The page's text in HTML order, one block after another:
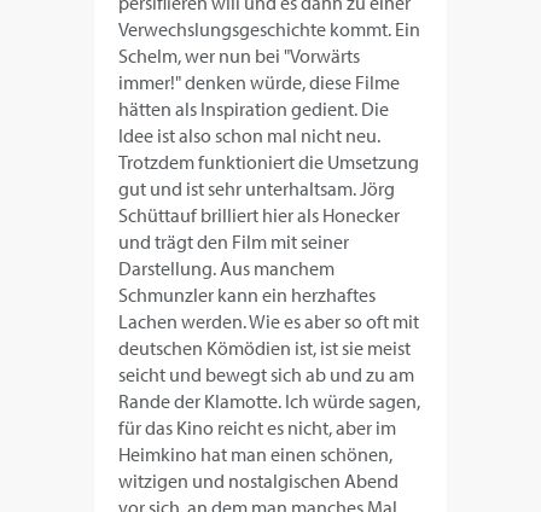
Verwechslungsgeschichte kommt. Ein
Schelm, wer nun bei "Vorwärts
immer!" denken würde, diese Filme
hätten als Inspiration gedient. Die
Idee ist also schon mal nicht neu.
Trotzdem funktioniert die Umsetzung
gut und ist sehr unterhaltsam. Jörg
Schüttauf brilliert hier als Honecker
und trägt den Film mit seiner
Darstellung. Aus manchem
Schmunzler kann ein herzhaftes
Lachen werden. Wie es aber so oft mit
deutschen Kömödien ist, ist sie meist
seicht und bewegt sich ab und zu am
Rande der Klamotte. Ich würde sagen,
für das Kino reicht es nicht, aber im
Heimkino hat man einen schönen,
witzigen und nostalgischen Abend